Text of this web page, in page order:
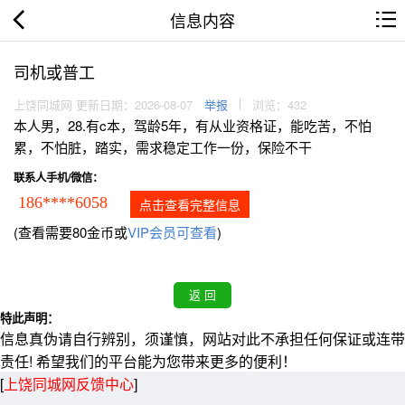
信息内容
司机或普工
上饶同城网 更新日期：2026-08-07 举报 浏览：432
本人男，28.有c本，驾龄5年，有从业资格证，能吃苦，不怕
累，不怕脏，踏实，需求稳定工作一份，保险不干
联系人手机/微信：
186****6058 点击查看完整信息
(查看需要80金币或VIP会员可查看)
特此声明：
信息真伪请自行辨别，须谨慎，网站对此不承担任何保证或连带
责任! 希望我们的平台能为您带来更多的便利！
[上饶同城网反馈中心]